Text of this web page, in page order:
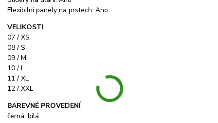
Flexibilní panely na prstech: Ano
VELIKOSTI
07 / XS
08 / S
09 / M
10 / L
11 / XL
12 / XXL
BAREVNÉ PROVEDENÍ
černá, bílá